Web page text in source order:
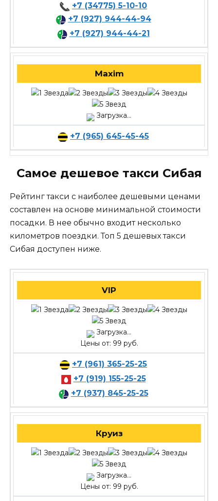
+7 (34775) 5-10-10
+7 (927) 944-44-94
+7 (927) 944-44-21
Maxim
Загрузка...
+7 (965) 645-45-45
Самое дешевое такси Сибая
Рейтинг такси с наиболее дешевыми ценами
составлен на основе минимальной стоимости
посадки. В нее обычно входит несколько
километров поездки. Топ 5 дешевых такси
Сибая доступен ниже.
VIP
Загрузка...
Цены от: 99 руб.
+7 (961) 365-25-25
+7 (919) 155-25-25
+7 (937) 845-25-25
Круиз
Загрузка...
Цены от: 99 руб.